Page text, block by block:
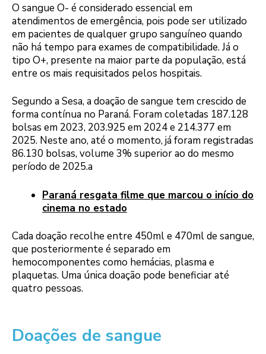
O sangue O- é considerado essencial em
atendimentos de emergência, pois pode ser utilizado
em pacientes de qualquer grupo sanguíneo quando
não há tempo para exames de compatibilidade. Já o
tipo O+, presente na maior parte da população, está
entre os mais requisitados pelos hospitais.
Segundo a Sesa, a doação de sangue tem crescido de
forma contínua no Paraná. Foram coletadas 187.128
bolsas em 2023, 203.925 em 2024 e 214.377 em
2025. Neste ano, até o momento, já foram registradas
86.130 bolsas, volume 3% superior ao do mesmo
período de 2025.a
Paraná resgata filme que marcou o início do
cinema no estado
Cada doação recolhe entre 450ml e 470ml de sangue,
que posteriormente é separado em
hemocomponentes como hemácias, plasma e
plaquetas. Uma única doação pode beneficiar até
quatro pessoas.
Doações de sangue